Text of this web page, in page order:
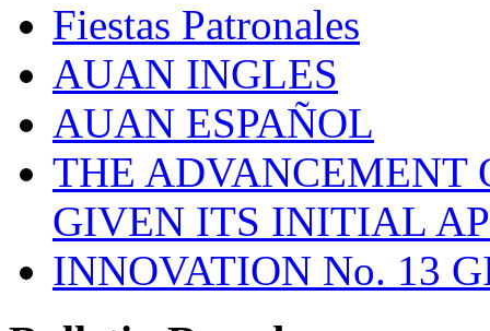
Fiestas Patronales
AUAN INGLES
AUAN ESPAÑOL
THE ADVANCEMENT
GIVEN ITS INITIAL
INNOVATION No. 13